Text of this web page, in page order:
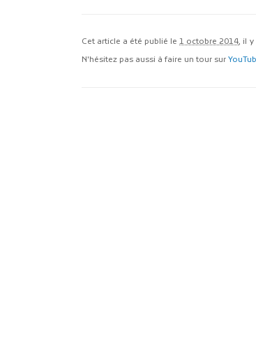
Cet article a été publié le 1 octobre 2014, il y
N'hésitez pas aussi à faire un tour sur